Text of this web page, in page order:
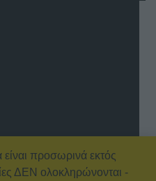
προσωρινά εκτός
ΔΕΝ ολοκληρώνονται -